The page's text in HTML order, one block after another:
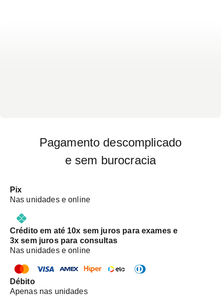
Pagamento descomplicado
e sem burocracia
Pix
Nas unidades e online
Crédito em até 10x sem juros para exames e
3x sem juros para consultas
Nas unidades e online
Débito
Apenas nas unidades